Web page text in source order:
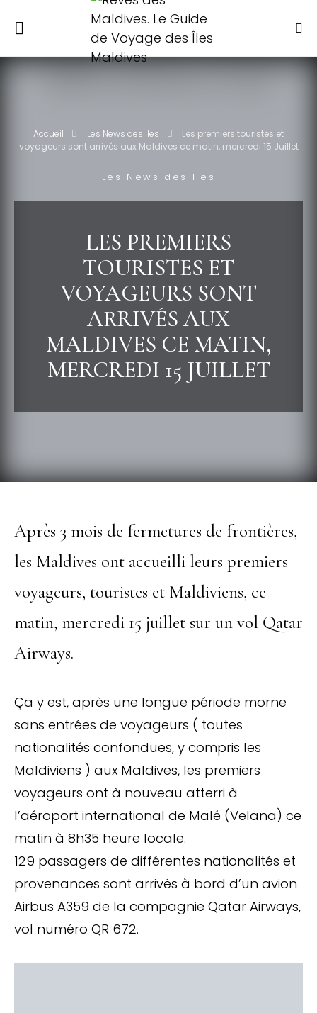
Accueil Les News des Iles
Les premiers touristes et
voyageurs sont arrivés aux Maldives ce matin, mercredi 15 Juillet
Les News des Iles
LES PREMIERS
TOURISTES ET
VOYAGEURS SONT
ARRIVÉS AUX
MALDIVES CE MATIN,
MERCREDI 15 JUILLET
Après 3 mois de fermetures de frontières,
les Maldives ont accueilli leurs premiers
voyageurs, touristes et Maldiviens, ce
matin, mercredi 15 juillet sur un vol Qatar
Airways.
Ça y est, après une longue période morne
sans entrées de voyageurs ( toutes
nationalités confondues, y compris les
Maldiviens ) aux Maldives, les premiers
voyageurs ont à nouveau atterri à
l’aéroport international de Malé (Velana) ce
matin à 8h35 heure locale.
129 passagers de différentes nationalités et
provenances sont arrivés à bord d’un avion
Airbus A359 de la compagnie Qatar Airways,
vol numéro QR 672.